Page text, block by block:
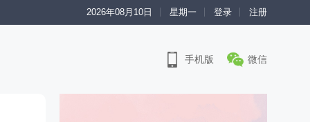
2026年08月10日 星期一 登录 注册
手机版 微信